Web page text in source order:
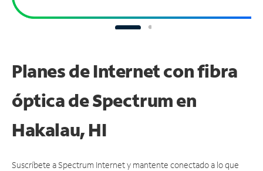
Planes de Internet con fibra
óptica de Spectrum en
Hakalau, HI
Suscríbete a Spectrum Internet y mantente conectado a lo que